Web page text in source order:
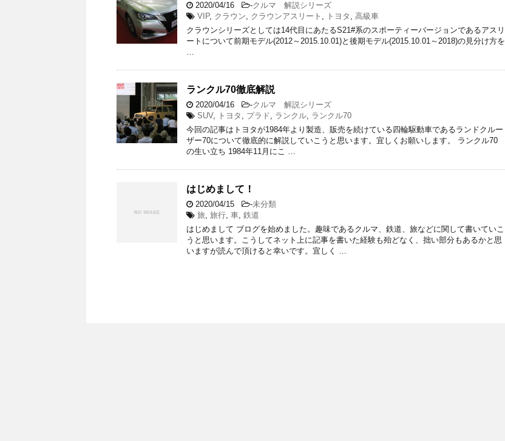
2020/04/16 -クルマ 解説シリーズ
VIP, クラウン, クラウンアスリート , トヨタ , 高級車
クラウンシリーズとしては14代目にあたるS21#系のスポーティーバージョンであるアスリ
ートについて前期モデル(2012～2015.10.01)と後期モデル(2015.10.01～2018)の見分け方を
…
ランクル70徹底解説
2020/04/16 -クルマ 解説シリーズ
SUV, トヨタ , プラド, ランクル, ランクル70
今回の記事はトヨタが1984年より製造、販売を続けている四輪駆動車であるランドクルー
ザー70について徹底的に解説していこうと思います。宜しくお願いします。 ランクル70
の生い立ち 1984年11月にこ …
はじめまして！
2020/04/15 -未分類
旅, 旅行, 車, 鉄道
はじめまして ブログを始めました。趣味であるクルマ、鉄道、旅などに関して書いていこ
うと思います。こうしてネット上に記事を書いた経験も殆どなく、拙い部分もあるかと思
いますが読んで頂けると幸いです。宜しく …